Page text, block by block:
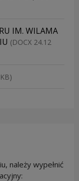
IM. WILAMA
(DOCX 24.12
należy wypełnić